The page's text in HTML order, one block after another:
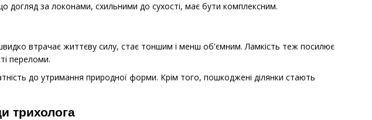
за локонами, схильними до сухості, має бути комплексним.
втрачає життєву силу, стає тоншим і менш об'ємним. Ламкість теж посилює
переломи.
до утримання природної форми. Крім того, пошкоджені ділянки стають
трихолога